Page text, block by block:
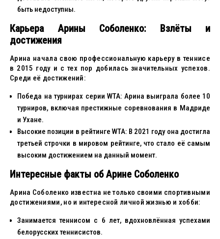
быть недоступны.
Карьера Арины Соболенко: Взлёты и
достижения
Арина начала свою профессиональную карьеру в теннисе
в 2015 году и с тех пор добилась значительных успехов.
Среди её достижений:
Победа на турнирах серии WTA: Арина выиграла более 10
турниров, включая престижные соревнования в Мадриде
и Ухане.
Высокие позиции в рейтинге WTA: В 2021 году она достигла
третьей строчки в мировом рейтинге, что стало её самым
высоким достижением на данный момент.
Интересные факты об Арине Соболенко
Арина Соболенко известна не только своими спортивными
достижениями, но и интересной личной жизнью и хобби:
Занимается теннисом с 6 лет, вдохновлённая успехами
белорусских теннисистов.